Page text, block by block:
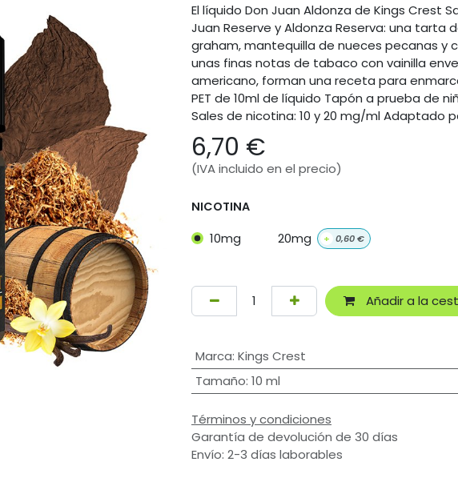
El líquido Don Juan Aldonza de Kings Crest
Juan Reserve y Aldonza Reserva: una tarta
graham, mantequilla de nueces pecanas y
unas finas notas de tabaco con vainilla
americano, forman una receta para
PET de 10ml de líquido Tapón a prueba de
Sales de nicotina: 10 y 20 mg/ml Adaptado
6,70 €
(IVA incluido en el precio)
NICOTINA
10mg 20mg + 0,60€
Añadir a la
Marca: Kings Crest
Tamaño: 10 ml
Términos y condiciones
Garantía de devolución de 30 días
Envío: 2-3 días laborables